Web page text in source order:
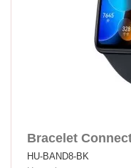
Bracelet
HU-BAND8-BK